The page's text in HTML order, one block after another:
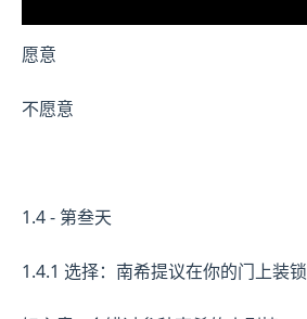
愿意
不愿意
1.4 - 第叁天
1.4.1 选择：南希提议在你的门上装锁